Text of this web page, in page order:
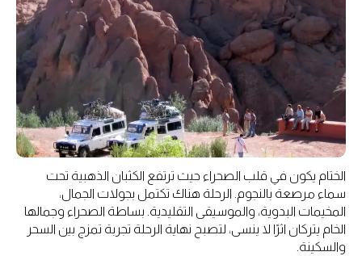
الختام يكون في قلب الصحراء حيث ترتفع الكثبان الذهبية تحت
سماء مرصعة بالنجوم. الرحلة هناك تكتمل بجولات الجمال،
المخيمات البدوية، والموسيقى التقليدية. بساطة الصحراء وجمالها
الخام يتركان اثرًا لا ينسى، لتصبح نهاية الرحلة تجربة تمزج بين السحر
والسكينة.